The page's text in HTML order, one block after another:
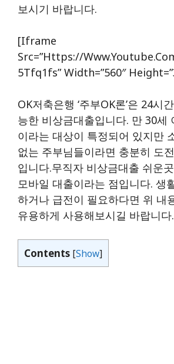
보시기 바랍니다.
[iframe
Src=”https://
5Tfq1fs” Width=”560″
OK저축은행 ‘주부OK론’은 24시
능한 비상금대출입니다. 만 30세
이라는 대상이 특정되어 있지만
없는 주부님들이라면 충분히 도
입니다.무직자 비상금대출 쉬운
모바일 대출이라는 점입니다. 생
하거나 급전이 필요하다면 위 내
유용하게 사용해보시길 바랍니다.
Contents [Show]